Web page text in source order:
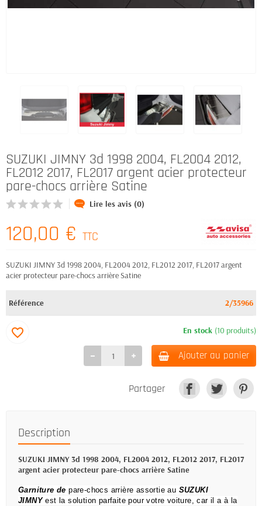
SUZUKI JIMNY 3d 1998 2004, FL2004 2012,
FL2012 2017, FL2017 argent acier protecteur
pare-chocs arrière Satine
Lire les avis (0)
120,00 € TTC
SUZUKI JIMNY 3d 1998 2004, FL2004 2012, FL2012 2017, FL2017 argent
acier protecteur pare-chocs arrière Satine
Référence 2/35966
En stock (10 produits)
Ajouter au panier
favorite_border
Partager
Description
SUZUKI JIMNY 3d 1998 2004, FL2004 2012, FL2012 2017, FL2017
argent acier protecteur pare-chocs arrière Satine
Garniture de pare-chocs arrière assortie au SUZUKI
JIMNY est la solution parfaite pour votre voiture, car il a à la